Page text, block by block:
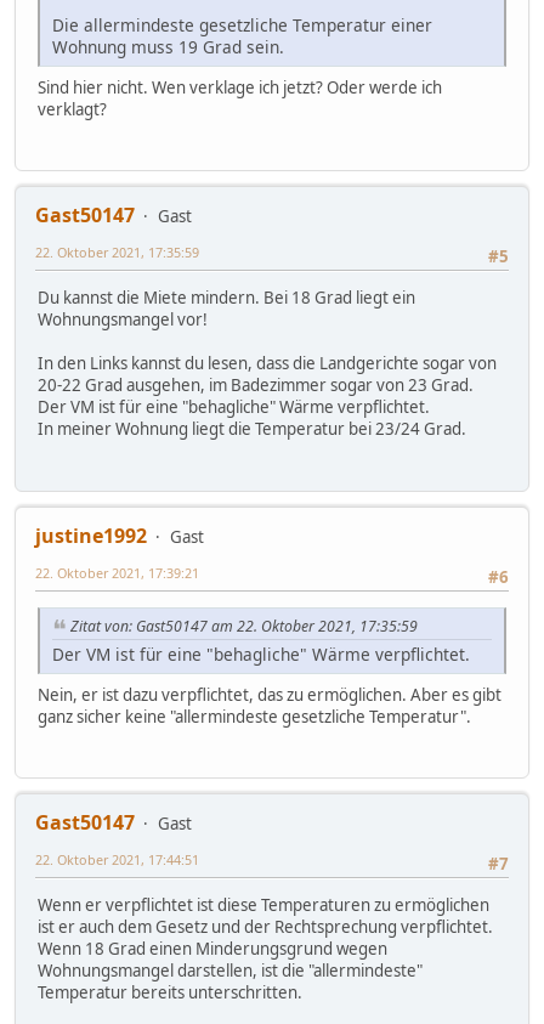
Die allermindeste gesetzliche Temperatur einer
Wohnung muss 19 Grad sein.
Sind hier nicht. Wen verklage ich jetzt? Oder werde ich
verklagt?
Gast50147
Gast
#5
22. Oktober 2021, 17:35:59
Du kannst die Miete mindern. Bei 18 Grad liegt ein
Wohnungsmangel vor!
In den Links kannst du lesen, dass die Landgerichte sogar von
20-22 Grad ausgehen, im Badezimmer sogar von 23 Grad.
Der VM ist für eine "behagliche" Wärme verpflichtet.
In meiner Wohnung liegt die Temperatur bei 23/24 Grad.
justine1992
Gast
#6
22. Oktober 2021, 17:39:21
Zitat von: Gast50147 am 22. Oktober 2021, 17:35:59
Der VM ist für eine "behagliche" Wärme verpflichtet.
Nein, er ist dazu verpflichtet, das zu ermöglichen. Aber es gibt
ganz sicher keine "allermindeste gesetzliche Temperatur".
Gast50147
Gast
#7
22. Oktober 2021, 17:44:51
Wenn er verpflichtet ist diese Temperaturen zu ermöglichen
ist er auch dem Gesetz und der Rechtsprechung verpflichtet.
Wenn 18 Grad einen Minderungsgrund wegen
Wohnungsmangel darstellen, ist die "allermindeste"
Temperatur bereits unterschritten.